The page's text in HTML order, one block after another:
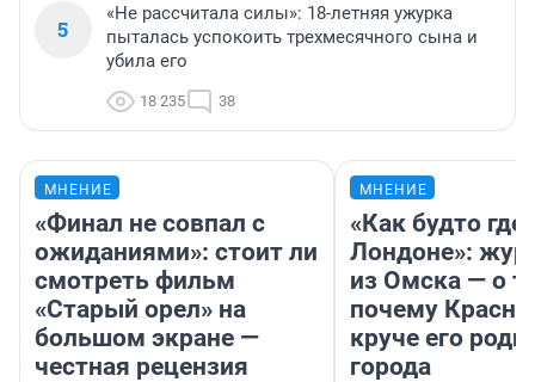
5
«Не рассчитала силы»: 18-летняя ужурка
пыталась успокоить трехмесячного сына и
убила его
18 235 38
МНЕНИЕ
«Финал не совпал с
ожиданиями»: стоит ли
смотреть фильм
«Старый орел» на
большом экране —
честная рецензия
МНЕНИЕ
«Как будто
Лондоне»:
из Омска — о
почему
круче его
города